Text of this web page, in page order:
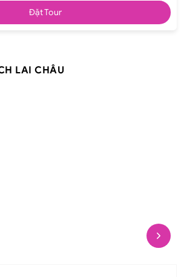
Đặt Tour
LAI CHÂU